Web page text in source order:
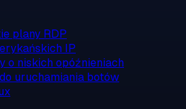
plany RDP
IP
o niskich opóźnieniach
uruchamiania botów